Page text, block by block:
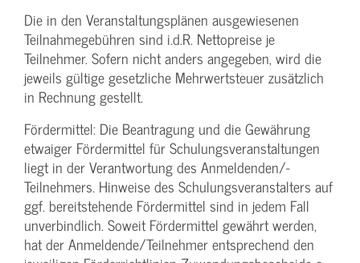
Die in den Veranstaltungsplänen ausgewiesenen
Teilnahmegebühren sind i.d.R. Nettopreise je
Teilnehmer. Sofern nicht anders angegeben, wird die
jeweils gültige gesetzliche Mehrwertsteuer zusätzlich
in Rechnung gestellt.
Fördermittel: Die Beantragung und die Gewährung
etwaiger Fördermittel für Schulungs­veranstaltungen
liegt in der Verantwortung des Anmeldenden/­
Teilnehmers. Hinweise des Schulungs­veranstalters auf
ggf. bereitstehende Fördermittel sind in jedem Fall
unverbindlich. Soweit Fördermittel gewährt werden,
hat der Anmeldende/­Teilnehmer entsprechend den